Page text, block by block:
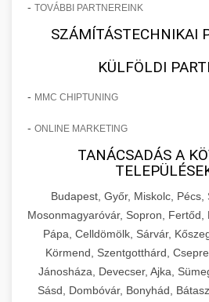
- TOVÁBBI PARTNEREINK
SZÁMÍTÁSTECHNIKAI
KÜLFÖLDI
- MMC CHIPTUNING
- ONLINE MARKETING
TANÁCSADÁS A
Budapest, Győr, Miskolc, Pécs,
Mosonmagyaróvár, Sopron, Fertőd,
Pápa, Celldömölk, Sárvár,
Körmend, Szentgotthárd,
Jánosháza, Devecser, Ajka,
Sásd, Dombóvár, Bonyhád,